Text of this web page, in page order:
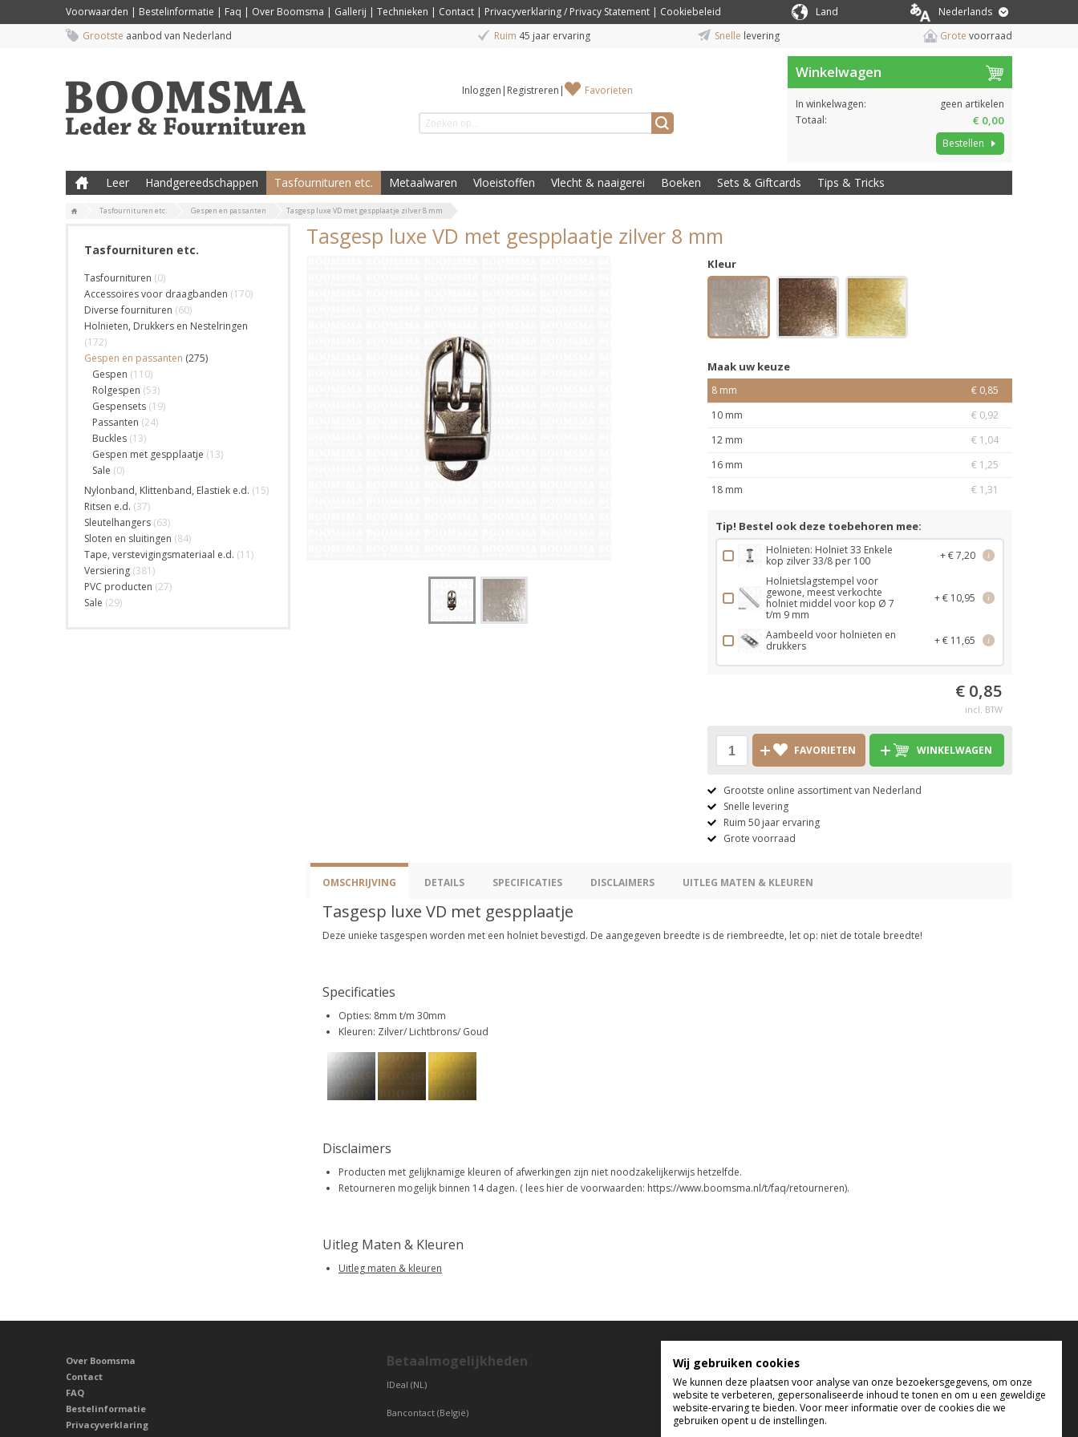
Voorwaarden | Bestelinformatie | Faq | Over Boomsma | Gallerij | Technieken | Contact | Privacyverklaring / Privacy Statement | Cookiebeleid Land
Nederlands
Grootste aanbod van Nederland Ruim 45 jaar ervaring Snelle levering Grote voorraad
Inloggen | Registreren | Favorieten
Winkelwagen
In winkelwagen:
geen artikelen
Totaal:
€ 0,00
Bestellen
Leer Handgereedschappen Tasfournituren etc. Metaalwaren Vloeistoffen Vlecht & naaigerei Boeken Sets & Giftcards Tips & Tricks
Tasfournituren etc. Gespen en passanten Tasgesp luxe VD met gespplaatje zilver 8 mm
Tasfournituren etc.
Tasfournituren (0)
Accessoires voor draagbanden (170)
Diverse fournituren (60)
Holnieten, Drukkers en Nestelringen
(172)
Gespen en passanten (275)
Gespen (110)
Rolgespen (53)
Gespensets (19)
Passanten (24)
Buckles (13)
Gespen met gespplaatje (13)
Sale (0)
Nylonband, Klittenband, Elastiek e.d. (15)
Ritsen e.d. (37)
Sleutelhangers (63)
Sloten en sluitingen (84)
Tape, verstevigingsmateriaal e.d. (11)
Versiering (381)
PVC producten (27)
Sale (29)
Tasgesp luxe VD met gespplaatje zilver 8 mm
Kleur
Maak uw keuze
8 mm
€ 0,85
10 mm
€ 0,92
12 mm
€ 1,04
16 mm
€ 1,25
18 mm
€ 1,31
Tip! Bestel ook deze toebehoren mee:
Holnieten: Holniet 33 Enkele
kop zilver 33/8 per 100
+ € 7,20 i
Holnietslagstempel voor
gewone, meest verkochte
holniet middel voor kop Ø 7
t/m 9 mm
+ € 10,95 i
Aambeeld voor holnieten en
drukkers
+ € 11,65 i
€ 0,85
incl. BTW
FAVORIETEN WINKELWAGEN
Grootste online assortiment van Nederland
Snelle levering
Ruim 50 jaar ervaring
Grote voorraad
OMSCHRIJVING DETAILS SPECIFICATIES DISCLAIMERS UITLEG MATEN & KLEUREN
Tasgesp luxe VD met gespplaatje
Deze unieke tasgespen worden met een holniet bevestigd. De aangegeven breedte is de riembreedte, let op: niet de totale breedte!
Specificaties
Opties: 8mm t/m 30mm
Kleuren: Zilver/ Lichtbrons/ Goud
Disclaimers
Producten met gelijknamige kleuren of afwerkingen zijn niet noodzakelijkerwijs hetzelfde.
Retourneren mogelijk binnen 14 dagen. ( lees hier de voorwaarden: https://www.boomsma.nl/t/faq/retourneren).
Uitleg Maten & Kleuren
Uitleg maten & kleuren
Over Boomsma
Contact
FAQ
Bestelinformatie
Privacyverklaring
Betaalmogelijkheden
IDeal (NL)
Bancontact (België)
Telefonisch bereikbaar
di t/m do tussen 9:00 uur en 17:00 uur
vr tussen 9:00 uur en 12:00 uur
Wij gebruiken cookies
We kunnen deze plaatsen voor analyse van onze bezoekersgegevens, om onze
website te verbeteren, gepersonaliseerde inhoud te tonen en om u een geweldige
website-ervaring te bieden. Voor meer informatie over de cookies die we
gebruiken opent u de instellingen.